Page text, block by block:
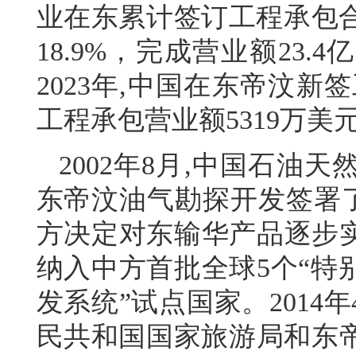
业在东累计签订工程承包
18.9%，完成营业额23.4
2023年,中国在东帝汶新
工程承包营业额5319万美
2002年8月,中国石油天
东帝汶油气勘探开发签署
方决定对东输华产品逐步
纳入中方首批全球5个“特
发系统”试点国家。2014
民共和国国家旅游局和东